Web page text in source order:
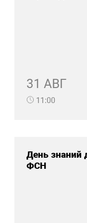
31 АВГ
11:00
День знаний
ФСН